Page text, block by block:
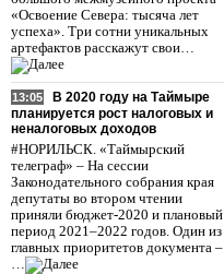
«Освоение Севера: тысяча лет
успеха». Три сотни уникальных
артефактов расскажут свои…
13:05
В 2020 году на Таймыре
планируется рост налоговых и
неналоговых доходов
#НОРИЛЬСК. «Таймырский
телеграф» – На сессии
Законодательного собрания края
депутаты во втором чтении
приняли бюджет-2020 и плановый
период 2021–2022 годов. Один из
главных приоритетов документа –
…